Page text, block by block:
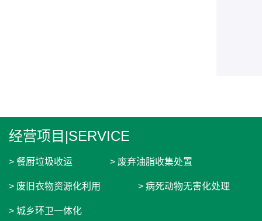
经营项目|SERVICE
> 餐厨垃圾收运 > 废弃油脂收集处置
> 废旧衣物资源化利用 > 病死动物无害化处理
> 城乡环卫一体化